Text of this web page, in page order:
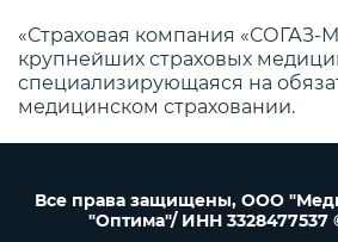
«Страховая компания «СОГАЗ-
крупнейших страховых
специализирующаяся на
медицинском страховании.
Все права защищены, ООО
"Оптима"/ ИНН 3328477537